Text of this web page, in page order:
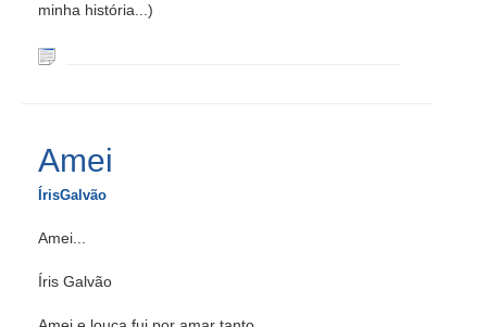
minha história...)
Amei
ÍrisGalvão
Amei...
Íris Galvão